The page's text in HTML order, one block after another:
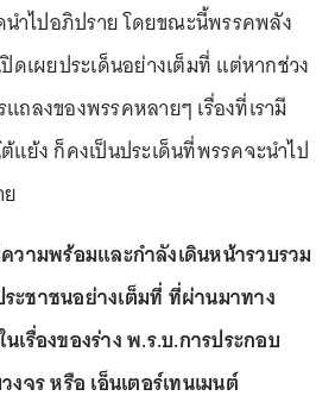
ำไปอภิปราย โดยขณะนี้พรรคพลัง
ดเผยประเด็นอย่างเต็มที่ แต่หากช่วง
ถลงของพรรคหลายๆ เรื่องที่เรามี
แย้ง ก็คงเป็นประเด็นที่พรรคจะนำไป
วามพร้อมและกำลังเดินหน้ารวบรวม
ะชาชนอย่างเต็มที่ ที่ผ่านมาทาง
เรื่องของร่าง พ.ร.บ.การประกอบ
จร หรือ เอ็นเตอร์เทนเมนต์